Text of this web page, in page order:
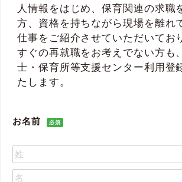
人情報をはじめ、保育関連の求職
方、資格を持ちながら現場を離れ
仕事をご紹介させていただいてお
すぐの再就職をお考えでない方も
士・保育所等支援センター利用登
たします。
お名前 必須